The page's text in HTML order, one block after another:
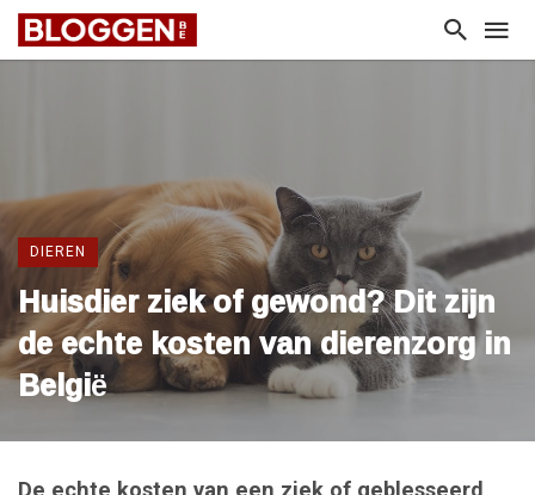
DIEREN
Huisdier ziek of gewond? Dit zijn
de echte kosten van dierenzorg in
België
De echte kosten van een ziek of geblesseerd